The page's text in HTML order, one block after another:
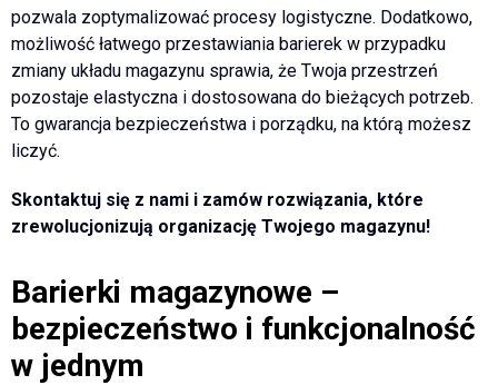
pozwala zoptymalizować procesy logistyczne. Dodatkowo,
możliwość łatwego przestawiania barierek w przypadku
zmiany układu magazynu sprawia, że Twoja przestrzeń
pozostaje elastyczna i dostosowana do bieżących potrzeb.
To gwarancja bezpieczeństwa i porządku, na którą możesz
liczyć.
Skontaktuj się z nami i zamów rozwiązania, które
zrewolucjonizują organizację Twojego magazynu!
Barierki magazynowe –
bezpieczeństwo i funkcjonalność
w jednym